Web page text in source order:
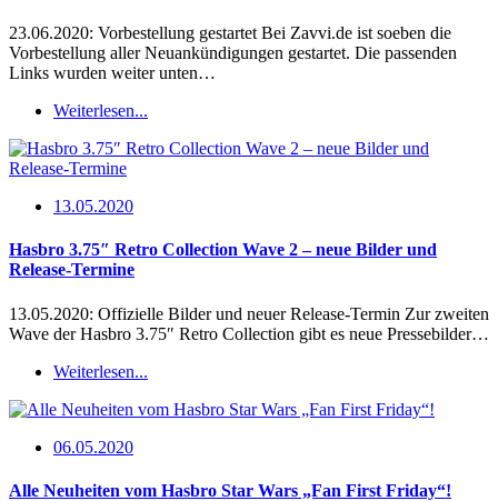
23.06.2020: Vorbestellung gestartet Bei Zavvi.de ist soeben die
Vorbestellung aller Neuankündigungen gestartet. Die passenden
Links wurden weiter unten…
Weiterlesen...
13.05.2020
Hasbro 3.75″ Retro Collection Wave 2 – neue Bilder und
Release-Termine
13.05.2020: Offizielle Bilder und neuer Release-Termin Zur zweiten
Wave der Hasbro 3.75″ Retro Collection gibt es neue Pressebilder…
Weiterlesen...
06.05.2020
Alle Neuheiten vom Hasbro Star Wars „Fan First Friday“!